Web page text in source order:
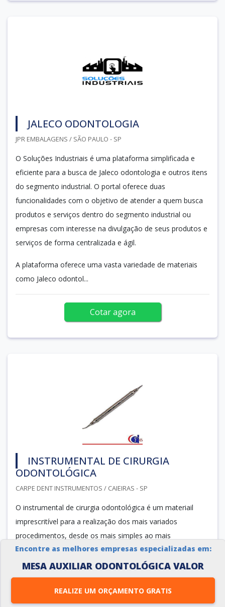
Encontre as melhores empresas especializadas em:
MESA AUXILIAR ODONTOLÓGICA VALOR
REALIZE UM ORÇAMENTO GRATIS
JALECO ODONTOLOGIA
JPR EMBALAGENS / SÃO PAULO - SP
O Soluções Industriais é uma plataforma simplificada e
eficiente para a busca de Jaleco odontologia e outros itens
do segmento industrial. O portal oferece duas
funcionalidades com o objetivo de atender a quem busca
produtos e serviços dentro do segmento industrial ou
empresas com interesse na divulgação de seus produtos e
serviços de forma centralizada e ágil.
A plataforma oferece uma vasta variedade de materiais
como Jaleco odontol...
Cotar agora
INSTRUMENTAL DE CIRURGIA
ODONTOLÓGICA
CARPE DENT INSTRUMENTOS / CAIEIRAS - SP
O instrumental de cirurgia odontológica é um materiail
imprescritível para a realização dos mais variados
procedimentos, desde os mais simples ao mais
complexos. Existem diversos tipos de instrumentos
utilizados em processos de intervenção cirúrgica e
tratamentos.